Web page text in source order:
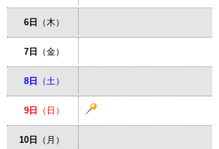
6日 （木）
7日 （金）
8日 （土）
9日 （日）
10日 （月）